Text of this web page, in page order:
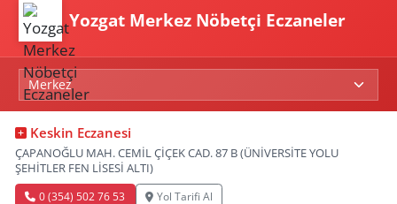
Yozgat Merkez Nöbetçi Eczaneler
Keskin Eczanesi
ÇAPANOĞLU MAH. CEMİL ÇİÇEK CAD. 87 B (ÜNİVERSİTE YOLU
ŞEHİTLER FEN LİSESİ ALTI)
0 (354) 502 76 53 Yol Tarifi Al